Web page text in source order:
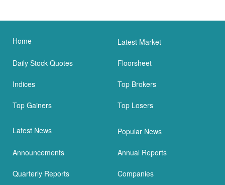
Home Latest Market
Daily Stock Quotes Floorsheet
Indices Top Brokers
Top Gainers Top Losers
Latest News Popular News
Announcements Annual Reports
Quarterly Reports Companies